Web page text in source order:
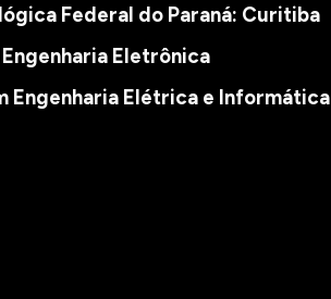
Federal do Paraná: Curitiba
Eletrônica
Engenharia Elétrica e Informática